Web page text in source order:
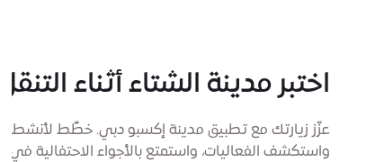
اختبر مدينة الشتاء أثناء التنقل
عزّز زيارتك مع تطبيق مدينة إكسبو دبي. خطِّط لأنشطتك،
واستكشف الفعاليات، واستمتع بالأجواء الاحتفالية في